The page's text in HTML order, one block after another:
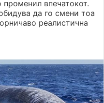
променил впечатокот.
да го смени тоа
реалистична